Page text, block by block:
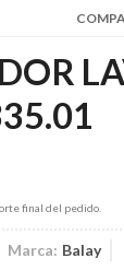
final del pedido.
Marca: Balay